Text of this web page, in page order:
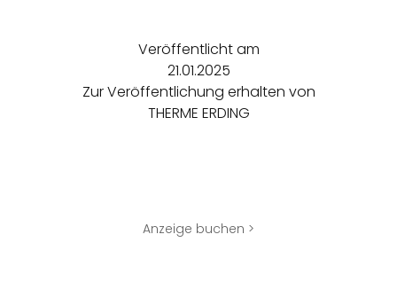
Veröffentlicht am
21.01.2025
Zur Veröffentlichung erhalten von
THERME ERDING
Anzeige buchen >